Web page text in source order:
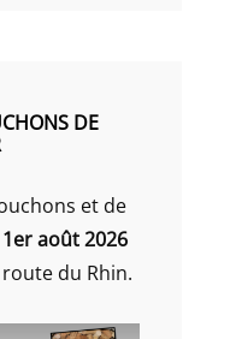
DE
et de
août 2026
du Rhin.